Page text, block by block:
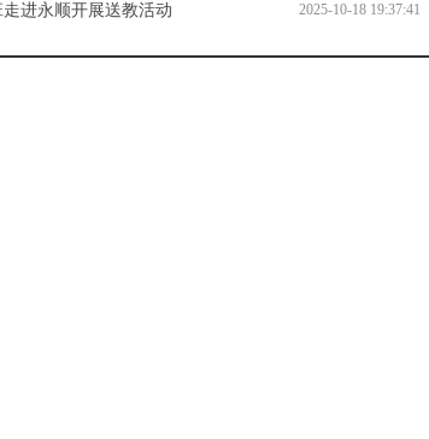
进永顺开展送教活动 2025-10-18 19:37:41